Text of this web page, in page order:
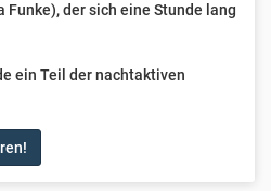
Funke), der sich eine Stunde lang
ein Teil der nachtaktiven